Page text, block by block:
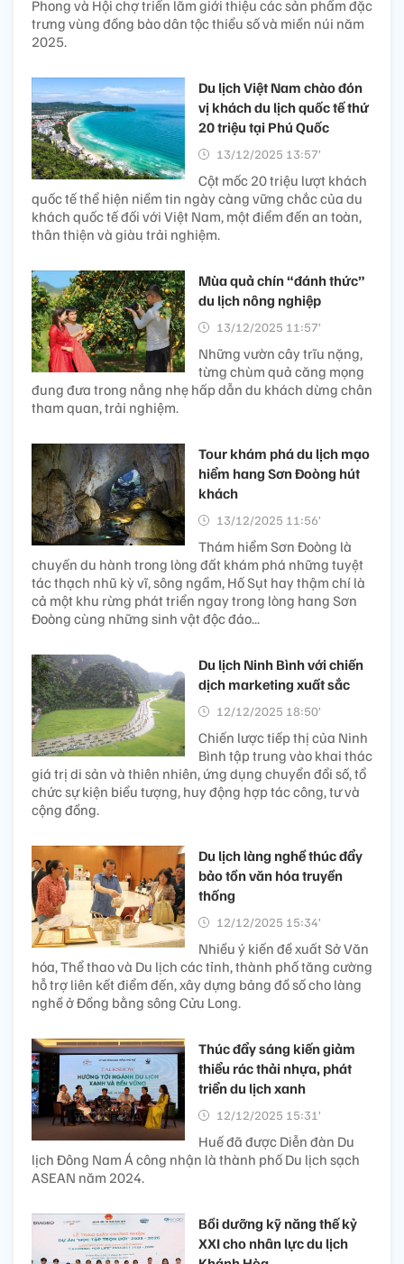
Phong và Hội chợ triển lãm giới thiệu các sản phẩm đặc
trưng vùng đồng bào dân tộc thiểu số và miền núi năm
2025.
Du lịch Việt Nam chào đón
vị khách du lịch quốc tế thứ
20 triệu tại Phú Quốc
13/12/2025 13:57’
Cột mốc 20 triệu lượt khách
quốc tế thể hiện niềm tin ngày càng vững chắc của du
khách quốc tế đối với Việt Nam, một điểm đến an toàn,
thân thiện và giàu trải nghiệm.
Mùa quả chín “đánh thức”
du lịch nông nghiệp
13/12/2025 11:57’
Những vườn cây trĩu nặng,
từng chùm quả căng mọng
đung đưa trong nắng nhẹ hấp dẫn du khách dừng chân
tham quan, trải nghiệm.
Tour khám phá du lịch mạo
hiểm hang Sơn Đoòng hút
khách
13/12/2025 11:56’
Thám hiểm Sơn Đoòng là
chuyến du hành trong lòng đất khám phá những tuyệt
tác thạch nhũ kỳ vĩ, sông ngầm, Hố Sụt hay thậm chí là
cả một khu rừng phát triển ngay trong lòng hang Sơn
Đoòng cùng những sinh vật độc đáo...
Du lịch Ninh Bình với chiến
dịch marketing xuất sắc
12/12/2025 18:50’
Chiến lược tiếp thị của Ninh
Bình tập trung vào khai thác
giá trị di sản và thiên nhiên, ứng dụng chuyển đổi số, tổ
chức sự kiện biểu tượng, huy động hợp tác công, tư và
cộng đồng.
Du lịch làng nghề thúc đẩy
bảo tồn văn hóa truyền
thống
12/12/2025 15:34’
Nhiều ý kiến đề xuất Sở Văn
hóa, Thể thao và Du lịch các tỉnh, thành phố tăng cường
hỗ trợ liên kết điểm đến, xây dựng bảng đồ số cho làng
nghề ở Đồng bằng sông Cửu Long.
Thúc đẩy sáng kiến giảm
thiểu rác thải nhựa, phát
triển du lịch xanh
12/12/2025 15:31’
Huế đã được Diễn đàn Du
lịch Đông Nam Á công nhận là thành phố Du lịch sạch
ASEAN năm 2024.
Bồi dưỡng kỹ năng thế kỷ
XXI cho nhân lực du lịch